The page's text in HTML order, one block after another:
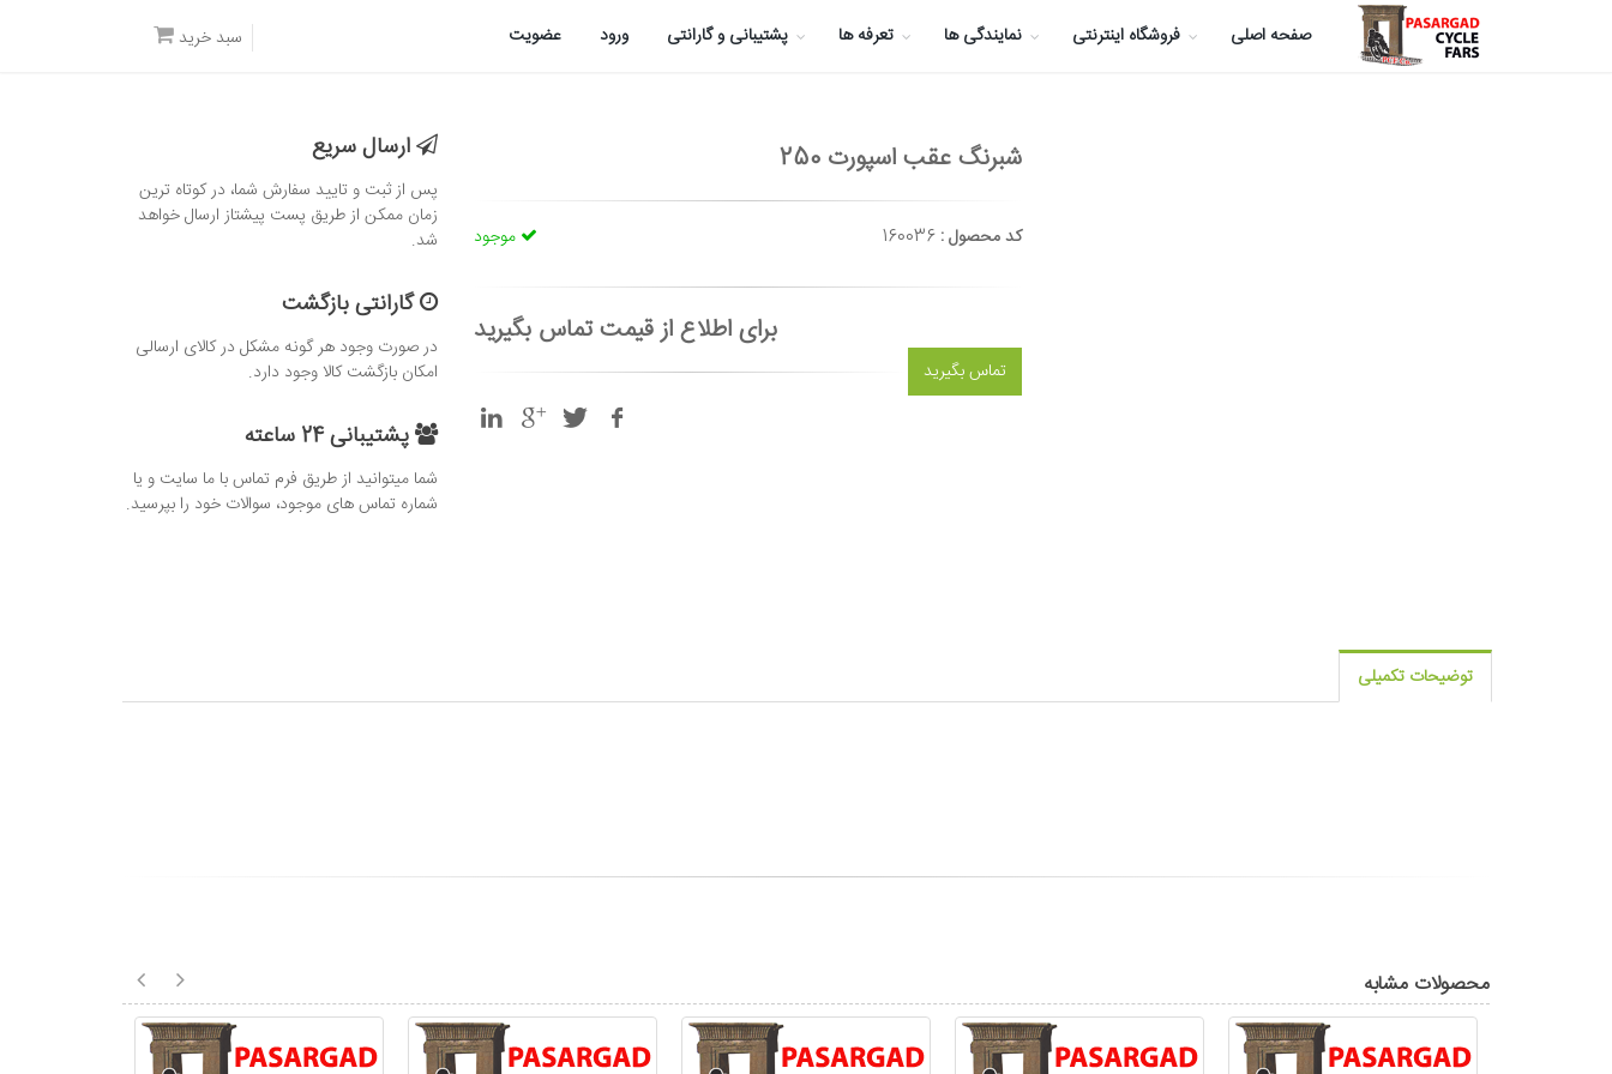
سبد خرید صفحه اصلی فروشگاه اینترنتی نمایندگی ها تعرفه ها پشتیبانی و گارانتی ورود عضویت
شبرنگ عقب اسپورت 250
موجود کد محصول :
برای اطلاع از قیمت تماس بگیرید
تماس بگیرید
ارسال سریع
پس از ثبت و تایید سفارش شما، در کوتاه ترین
زمان ممکن از طریق پست پیشتاز ارسال خواهد
شد.
گارانتی بازگشت
در صورت وجود هر گونه مشکل در کالای ارسالی
امکان بازگشت کالا وجود دارد.
پشتیبانی 24 ساعته
شما میتوانید از طریق فرم تماس با ما سایت و یا
شماره تماس های موجود، سوالات خود را بپرسید.
توضیحات تکمیلی
محصولات مشابه